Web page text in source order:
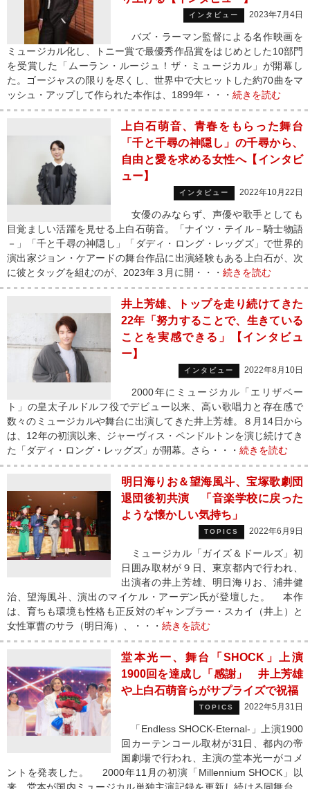
インタビュー 2023年7月4日
バズ・ラーマン監督による名作映画を
ミュージカル化し、トニー賞で最優秀作品賞をはじめとした10部門
を受賞した「ムーラン・ルージュ！ザ・ミュージカル」が開幕し
た。ゴージャスの限りを尽くし、世界中で大ヒットした約70曲をマ
ッシュ・アップして作られた本作は、1899年・・・ 続きを読む
上白石萌音、青春をもらった舞台
「千と千尋の神隠し」の千尋から、
自由と愛を求める女性へ【インタビ
ュー】
インタビュー 2022年10月22日
女優のみならず、声優や歌手としても
目覚ましい活躍を見せる上白石萌音。「ナイツ・テイル－騎士物語
－」「千と千尋の神隠し」「ダディ・ロング・レッグズ」で世界的
演出家ジョン・ケアードの舞台作品に出演経験もある上白石が、次
に彼とタッグを組むのが、2023年３月に開・・・ 続きを読む
井上芳雄、トップを走り続けてきた
22年「努力することで、生きている
ことを実感できる」【インタビュ
ー】
インタビュー 2022年8月10日
2000年にミュージカル「エリザベー
ト」の皇太子ルドルフ役でデビュー以来、高い歌唱力と存在感で
数々のミュージカルや舞台に出演してきた井上芳雄。８月14日から
は、12年の初演以来、ジャーヴィス・ペンドルトンを演じ続けてき
た「ダディ・ロング・レッグズ」が開幕。さら・・・ 続きを読む
明日海りお＆望海風斗、宝塚歌劇団
退団後初共演 「音楽学校に戻った
ような懐かしい気持ち」
TOPICS 2022年6月9日
ミュージカル「ガイズ＆ドールズ」初
日囲み取材が９日、東京都内で行われ、
出演者の井上芳雄、明日海りお、浦井健
治、望海風斗、演出のマイケル・アーデン氏が登壇した。 本作
は、育ちも環境も性格も正反対のギャンブラー・スカイ（井上）と
女性軍曹のサラ（明日海）、・・・ 続きを読む
堂本光一、舞台「SHOCK」上演
1900回を達成し「感謝」 井上芳雄
や上白石萌音らがサプライズで祝福
TOPICS 2022年5月31日
「Endless SHOCK‐Eternal‐」上演1900
回カーテンコール取材が31日、都内の帝
国劇場で行われ、主演の堂本光一がコメ
ントを発表した。 2000年11月の初演「Millennium SHOCK」以